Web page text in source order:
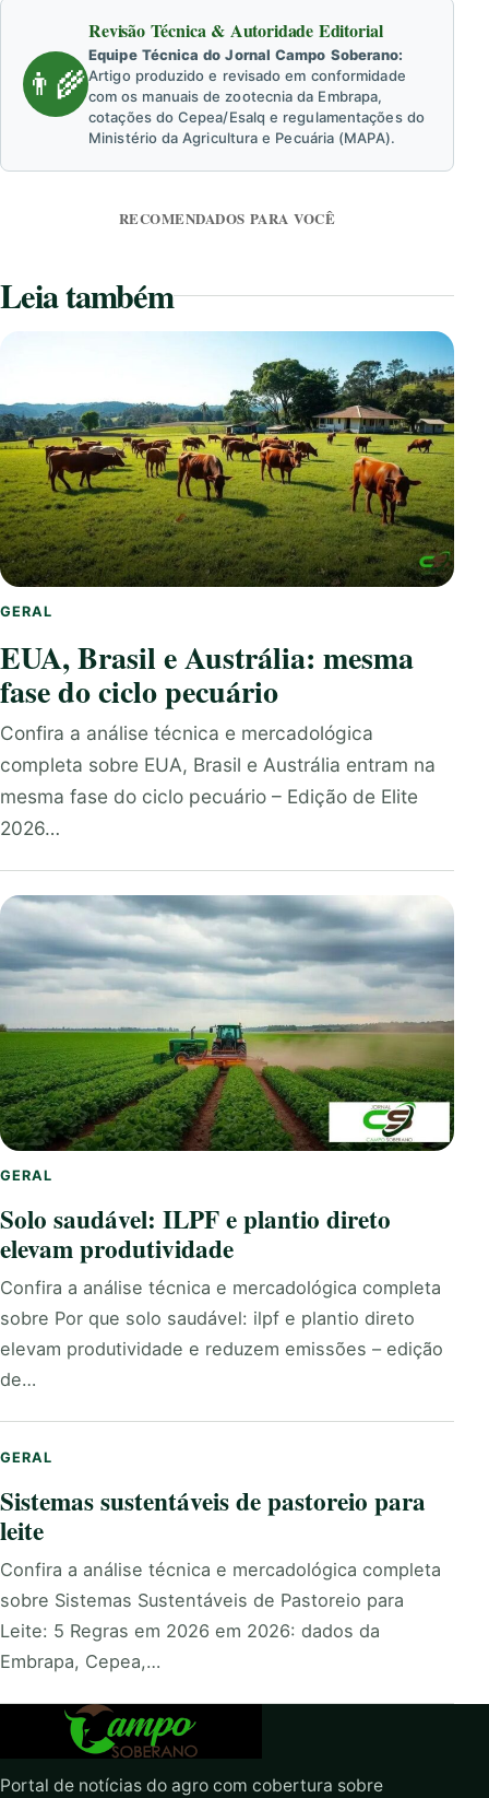
👨‍🌾
Revisão Técnica & Autoridade Editorial
Equipe Técnica do Jornal Campo Soberano:
Artigo produzido e revisado em conformidade
com os manuais de zootecnia da Embrapa,
cotações do Cepea/Esalq e regulamentações do
Ministério da Agricultura e Pecuária (MAPA).
RECOMENDADOS PARA VOCÊ
Leia também
GERAL
EUA, Brasil e Austrália: mesma
fase do ciclo pecuário
Confira a análise técnica e mercadológica
completa sobre EUA, Brasil e Austrália entram na
mesma fase do ciclo pecuário – Edição de Elite
2026…
GERAL
Solo saudável: ILPF e plantio direto
elevam produtividade
Confira a análise técnica e mercadológica completa
sobre Por que solo saudável: ilpf e plantio direto
elevam produtividade e reduzem emissões – edição
de…
GERAL
Sistemas sustentáveis de pastoreio para
leite
Confira a análise técnica e mercadológica completa
sobre Sistemas Sustentáveis de Pastoreio para
Leite: 5 Regras em 2026 em 2026: dados da
Embrapa, Cepea,…
Portal de notícias do agro com cobertura sobre